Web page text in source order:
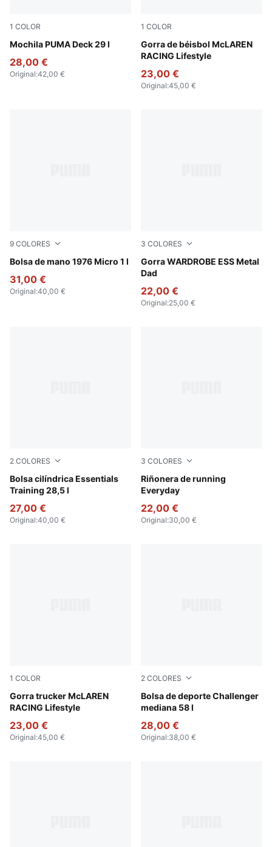
1 COLOR
Mochila PUMA Deck 29 l
Puma Black
28,00 €
Original:42,00 €
1 COLOR
Gorra de béisbol McLAREN
RACING Lifestyle
Puma Black
23,00 €
Original:45,00 €
9 COLORES
Bolsa de mano 1976 Micro 1 l
For All Time Red
31,00 €
Original:40,00 €
3 COLORES
Gorra WARDROBE ESS Metal
Dad
Faded Denim
22,00 €
Original:25,00 €
2 COLORES
Bolsa cilíndrica Essentials
Training 28,5 l
Wild Pink
27,00 €
Original:40,00 €
3 COLORES
Riñonera de running
Everyday
Gray Sky
22,00 €
Original:30,00 €
1 COLOR
Gorra trucker McLAREN
RACING Lifestyle
Puma Black
23,00 €
Original:45,00 €
2 COLORES
Bolsa de deporte Challenger
mediana 58 l
Rosy Outlook
28,00 €
Original:38,00 €